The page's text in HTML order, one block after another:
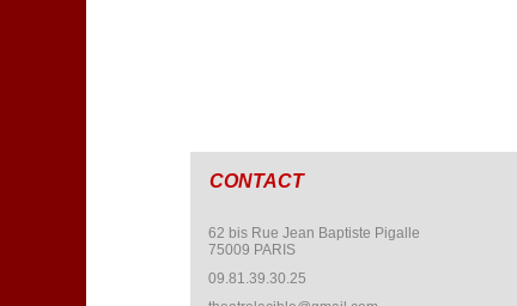
CONTACT
62 bis Rue Jean Baptiste Pigalle
75009 PARIS
09.81.39.30.25